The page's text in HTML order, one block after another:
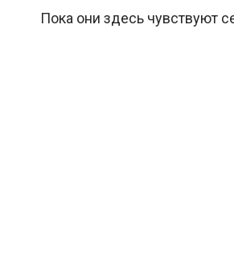
Пока они здесь чувствуют